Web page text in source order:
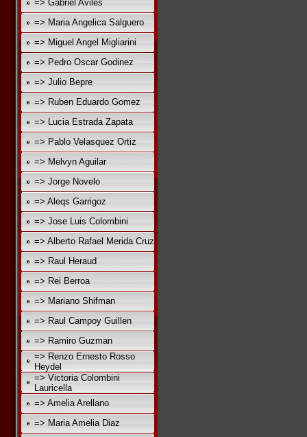
=> Gabriel Aviles
=> Maria Angelica Salguero
=> Miguel Angel Migliarini
=> Pedro Oscar Godinez
=> Julio Bepre
=> Ruben Eduardo Gomez
=> Lucia Estrada Zapata
=> Pablo Velasquez Ortiz
=> Melvyn Aguilar
=> Jorge Novelo
=> Aleqs Garrigoz
=> Jose Luis Colombini
=> Alberto Rafael Merida Cruz
=> Raul Heraud
=> Rei Berroa
=> Mariano Shifman
=> Raul Campoy Guillen
=> Ramiro Guzman
=> Renzo Ernesto Rosso
Heydel
=> Victoria Colombini
Lauricella
=> Amelia Arellano
=> Maria Amelia Diaz